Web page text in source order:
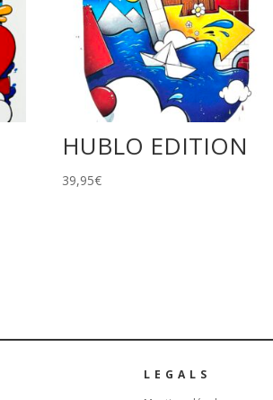
HUBLO EDITION
39,95€
LEGALS